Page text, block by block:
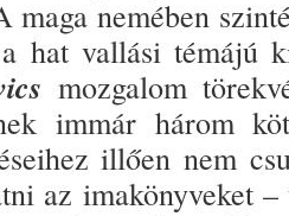
maga nemé­ben
hat vallási témájú
mozgalom
immár három
illően nem
az imakönyveket –